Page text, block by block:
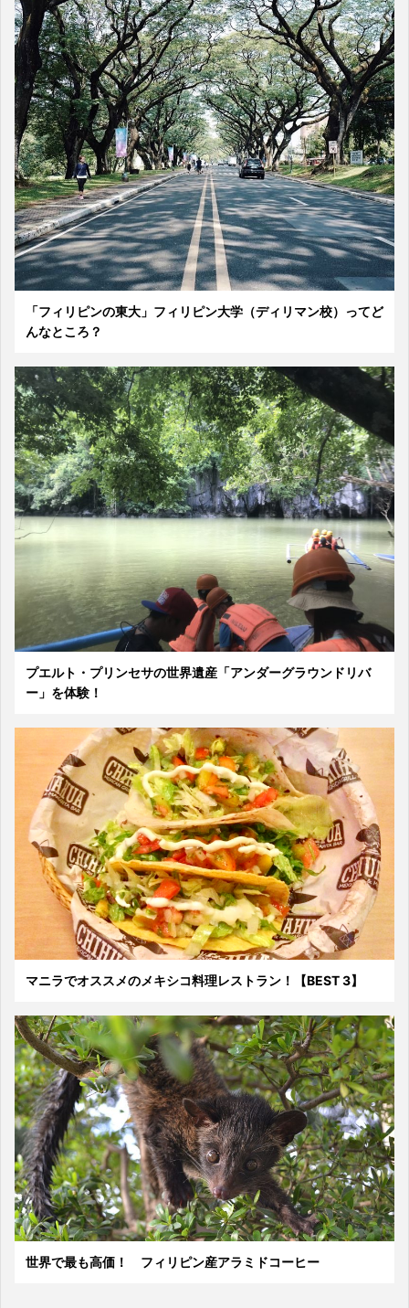
「フィリピンの東大」フィリピン大学（ディリマン校）ってど
んなところ？
プエルト・プリンセサの世界遺産「アンダーグラウンドリバ
ー」を体験！
マニラでオススメのメキシコ料理レストラン！【BEST 3】
世界で最も高価！ フィリピン産アラミドコーヒー